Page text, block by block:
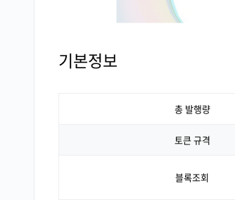
기본정보
총 발행량
토큰 규격
블록조회